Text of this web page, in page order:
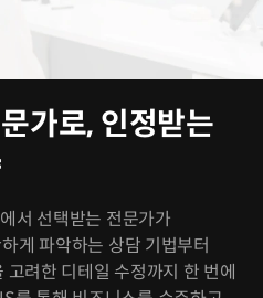
가로, 인정받는
서 선택받는 전문가가
게 파악하는 상담 기법부터
려한 디테일 수정까지 한 번에